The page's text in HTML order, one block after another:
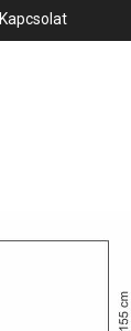
Kapcsolat